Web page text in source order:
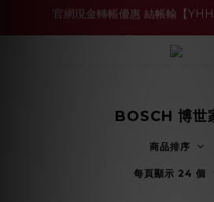
買多件家電找強老闆，比百
BOSCH 博世
商品排序
每頁顯示 24 個